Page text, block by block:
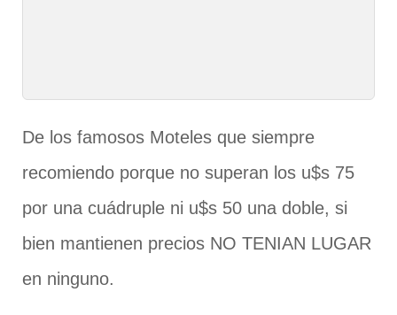
De los famosos Moteles que siempre
recomiendo porque no superan los u$s 75
por una cuádruple ni u$s 50 una doble, si
bien mantienen precios NO TENIAN LUGAR
en ninguno.